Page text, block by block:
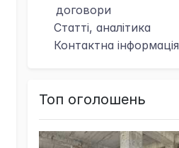
договори
Статті, аналітика
Контактна інформація
Топ оголошень